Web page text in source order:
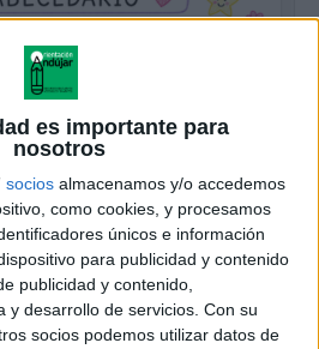
es importante para
nosotros
socios almacenamos y/o accedemos
como cookies, y procesamos
únicos e información
para publicidad y contenido
publicidad y contenido,
y desarrollo de servicios. Con su
socios podemos utilizar datos de